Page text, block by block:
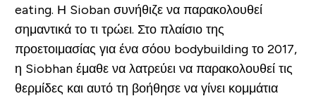
eating. Η Sioban συνήθιζε να παρακολουθεί
σημαντικά το τι τρώει. Στο πλαίσιο της
προετοιμασίας για ένα σόου bodybuilding το 2017,
η Siobhan έμαθε να λατρεύει να παρακολουθεί τις
θερμίδες και αυτό τη βοήθησε να γίνει κομμάτια